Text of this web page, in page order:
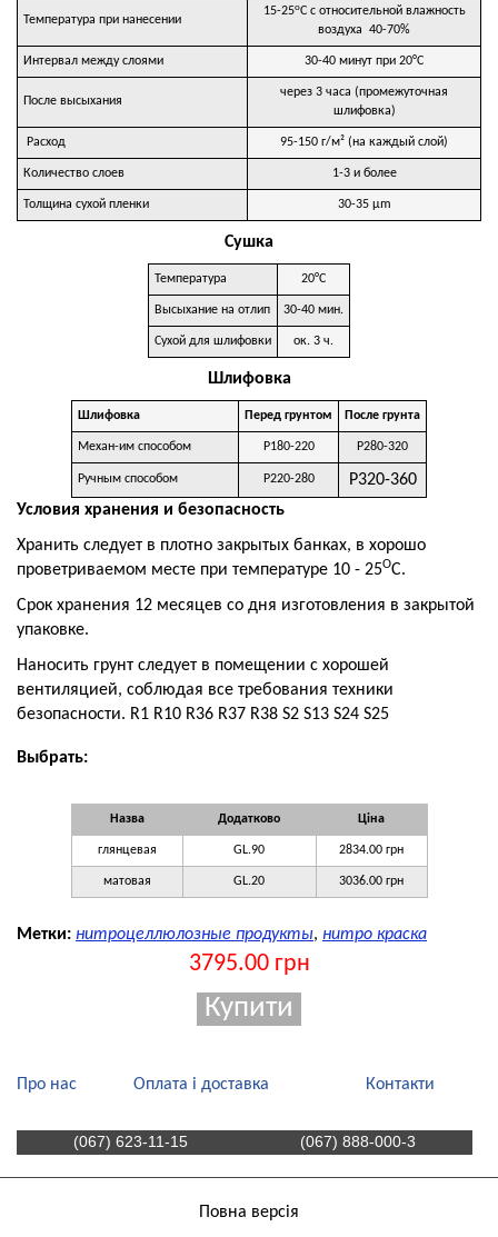
Температура при нанесении
15-25оС с относительной влажность
воздуха 40-70%
Интервал между слоями 30-40 минут при 20°C
После высыхания
через 3 часа (промежуточная
шлифовка)
Расход 95-150 г/м² (на каждый слой)
Количество слоев 1-3 и более
Толщина сухой пленки 30-35 µm
Сушка
Температура 20°C
Высыхание на отлип 30-40 мин.
Сухой для шлифовки ок. 3 ч.
Шлифовка
Шлифовка Перед грунтом После грунта
Механ-им способом Р180-220 Р280-320
Ручным способом Р220-280
Р320-360
Условия хранения и безопасность
Хранить следует в плотно закрытых банках, в хорошо
проветриваемом месте при температуре 10 - 25ОС.
Срок хранения 12 месяцев со дня изготовления в закрытой
упаковке.
Наносить грунт следует в помещении с хорошей
вентиляцией, соблюдая все требования техники
безопасности. R1 R10 R36 R37 R38 S2 S13 S24 S25
Выбрать:
Назва Додатково Ціна
глянцевая GL.90 2834.00 грн
матовая GL.20 3036.00 грн
Метки: нитроцеллюлозные продукты, нитро краска
3795.00 грн
Про нас Оплата і доставка Контакти
(067) 623-11-15 (067) 888-000-3
Повна версія